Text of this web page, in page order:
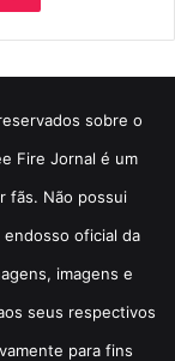
sobre o
Fire Jornal é um
fãs. Não possui
oficial da
imagens e
seus respectivos
para fins